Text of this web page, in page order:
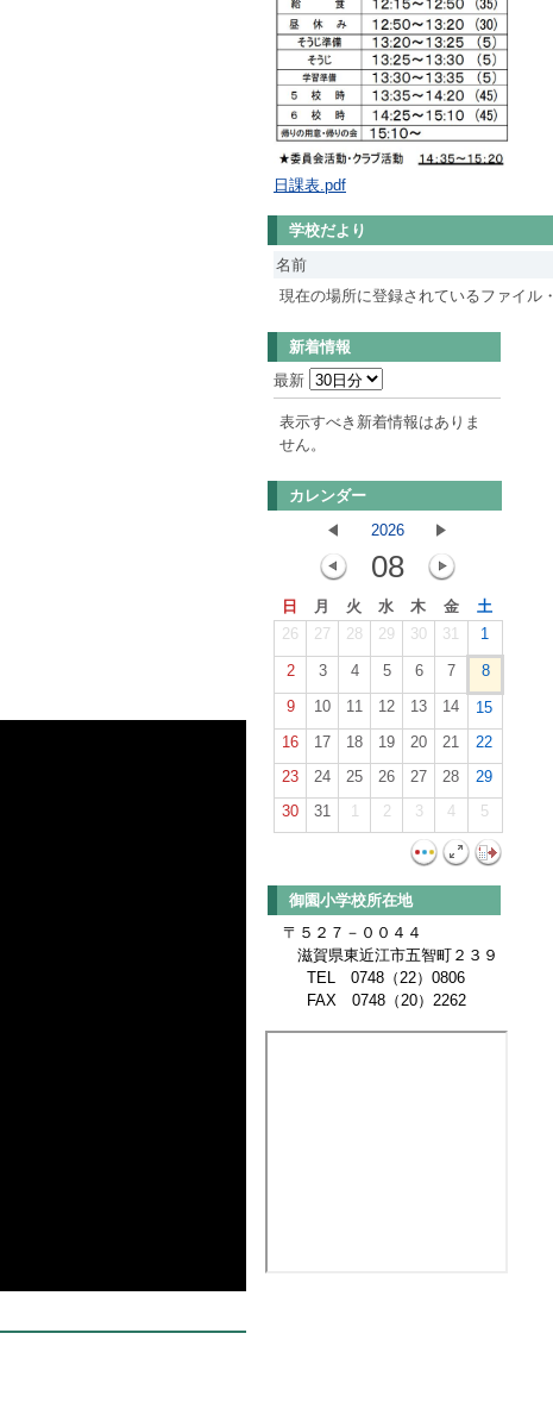
日課表.pdf
学校だより
名前
現在の場所に登録されているファイル
新着情報
最新
表示すべき新着情報はありま
せん。
カレンダー
2026
08
日 月 火 水 木 金
土
26
27 28 29 30 31 1
2 3 4 5 6 7
8
9
10 11 12 13 14
15
16
17 18 19 20 21
22
23
24 25 26 27 28
29
30
31 1 2 3 4 5
御園小学校所在地
〒５２７－００４４
滋賀県東近江市五智町２３９
TEL 0748 （22）0806
FAX 0748（20）2262